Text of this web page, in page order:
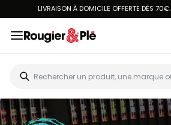
LIVRAISON À DOMICILE OFFERTE DÈS 70€.